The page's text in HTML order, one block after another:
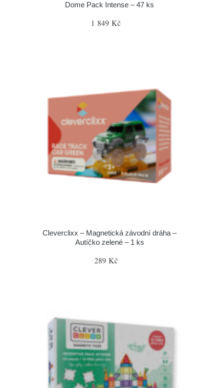
Dome Pack Intense – 47 ks
1 849 Kč
Cleverclixx – Magnetická závodní dráha –
Autíčko zelené – 1 ks
289 Kč